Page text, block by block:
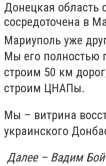
Донецкая область
сосредоточена в
Мариуполь уже
Мы его полностью
строим 50 км
строим ЦНАПы.
Мы – витрина
украинского
Далее – Вадим